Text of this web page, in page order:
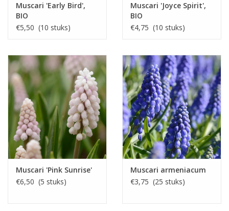
Muscari 'Early Bird',
BIO
€5,50 (10 stuks)
Muscari 'Joyce Spirit',
BIO
€4,75 (10 stuks)
Muscari 'Pink Sunrise'
€6,50 (5 stuks)
Muscari armeniacum
€3,75 (25 stuks)